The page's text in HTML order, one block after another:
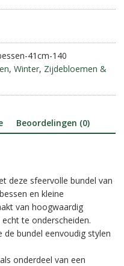
n
a
t
v
:
41cm-140
, Winter, Zijdebloemen &
Beoordelingen (0)
deze sfeervolle bundel van
en kleine
van hoogwaardig
te onderscheiden.
bundel eenvoudig stylen
onderdeel van een